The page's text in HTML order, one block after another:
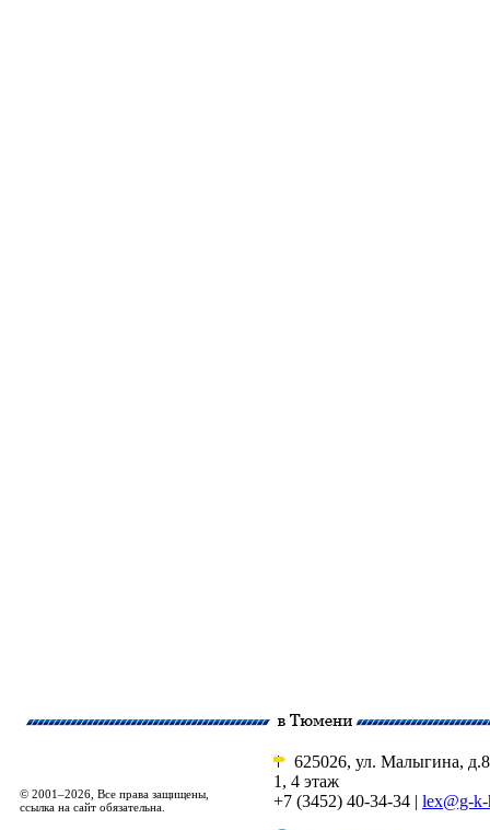
© 2001–2026, Все права защищены,
ссылка на сайт обязательна.
625026, ул. Малыгина,
1, 4 этаж
+7 (3452) 40-34-34 | lex@g-